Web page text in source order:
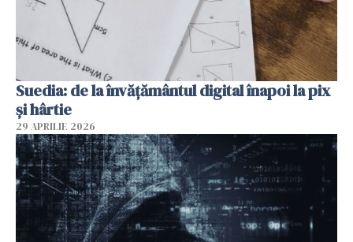
Suedia: de la învățământul digital înapoi la pix
și hârtie
29 APRILIE 2026